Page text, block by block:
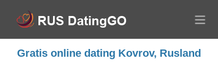
Gratis online dating Kovrov, Rusland